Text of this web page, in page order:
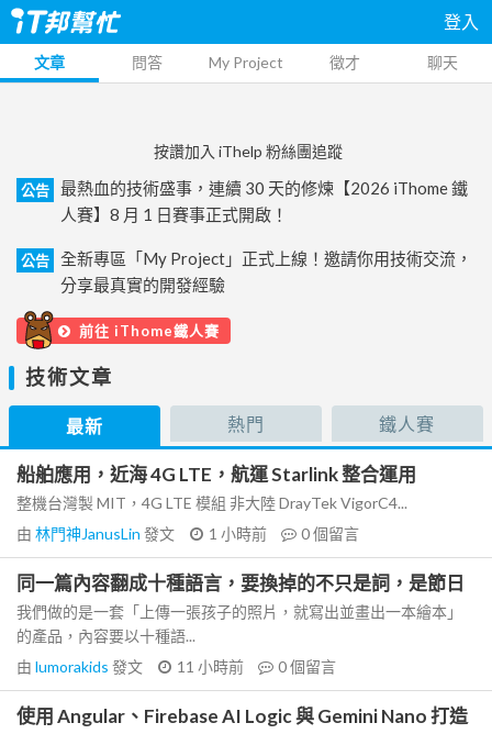
登入
文章 問答 My Project 徵才 聊天
按讚加入 iThelp 粉絲團追蹤
公告
最熱血的技術盛事，連續 30 天的修煉【2026 iThome 鐵
人賽】8 月 1 日賽事正式開啟！
公告
全新專區「My Project」正式上線！邀請你用技術交流，
分享最真實的開發經驗
前往 iThome鐵人賽
技術文章
最新 熱門 鐵人賽
船舶應用，近海 4G LTE，航運 Starlink 整合運用
整機台灣製 MIT，4G LTE 模組 非大陸 DrayTek VigorC4...
由 林門神JanusLin 發文 1 小時前 0個留言
同一篇內容翻成十種語言，要換掉的不只是詞，是節日
我們做的是一套「上傳一張孩子的照片，就寫出並畫出一本繪本」
的產品，內容要以十種語...
由 lumorakids 發文 11 小時前 0個留言
使用 Angular、Firebase AI Logic 與 Gemini Nano 打造